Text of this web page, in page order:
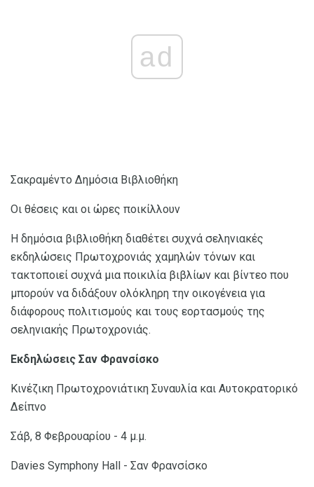
ad
Σακραμέντο Δημόσια Βιβλιοθήκη
Οι θέσεις και οι ώρες ποικίλλουν
Η δημόσια βιβλιοθήκη διαθέτει συχνά σεληνιακές
εκδηλώσεις Πρωτοχρονιάς χαμηλών τόνων και
τακτοποιεί συχνά μια ποικιλία βιβλίων και βίντεο που
μπορούν να διδάξουν ολόκληρη την οικογένεια για
διάφορους πολιτισμούς και τους εορτασμούς της
σεληνιακής Πρωτοχρονιάς.
Εκδηλώσεις Σαν Φρανσίσκο
Κινέζικη Πρωτοχρονιάτικη Συναυλία και Αυτοκρατορικό
Δείπνο
Σάβ, 8 Φεβρουαρίου - 4 μ.μ.
Davies Symphony Hall - Σαν Φρανσίσκο